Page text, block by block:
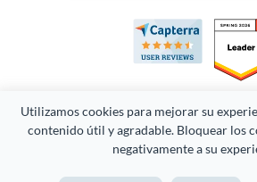
Utilizamos cookies para mejorar su
contenido útil y agradable. Bloquear los
negativamente a su
Derechos Reservados 2026 Easy